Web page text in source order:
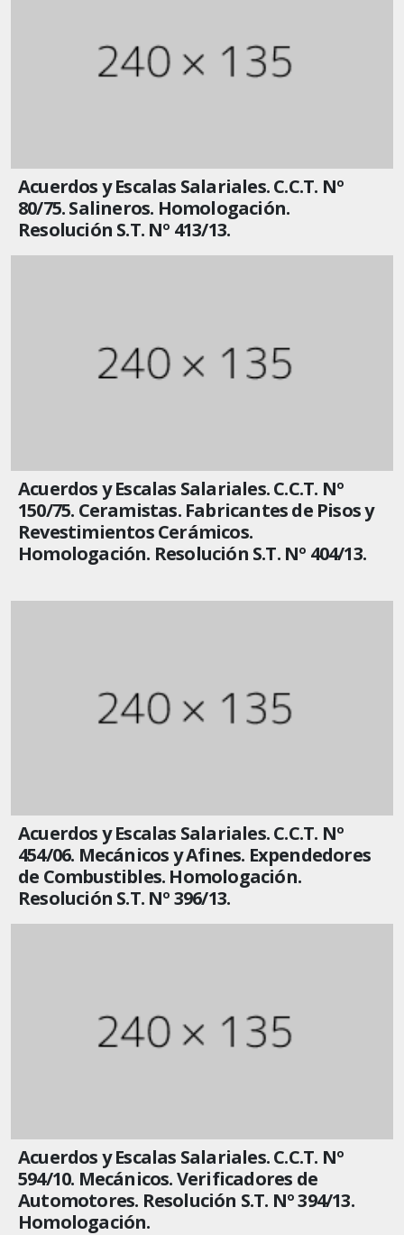
Acuerdos y Escalas Salariales. C.C.T. Nº
80/75. Salineros. Homologación.
Resolución S.T. Nº 413/13.
Acuerdos y Escalas Salariales. C.C.T. Nº
150/75. Ceramistas. Fabricantes de Pisos y
Revestimientos Cerámicos.
Homologación. Resolución S.T. Nº 404/13.
Acuerdos y Escalas Salariales. C.C.T. Nº
454/06. Mecánicos y Afines. Expendedores
de Combustibles. Homologación.
Resolución S.T. Nº 396/13.
Acuerdos y Escalas Salariales. C.C.T. Nº
594/10. Mecánicos. Verificadores de
Automotores. Resolución S.T. Nº 394/13.
Homologación.